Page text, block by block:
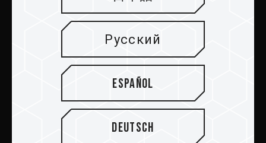
ПРОДУКТЫ
Новости
Русский
Español
Deutsch